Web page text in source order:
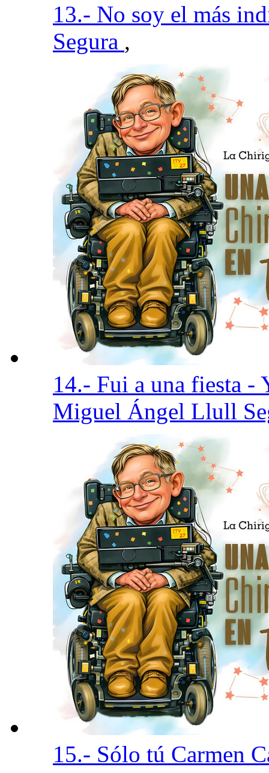
13.- No soy el más
Segura ,
14.- Fui a una fiesta -
Miguel Ángel Llull
15.- Sólo tú Carmen